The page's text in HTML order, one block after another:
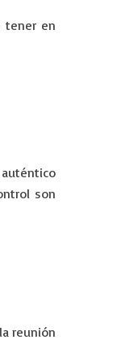
tener en
son
reunión